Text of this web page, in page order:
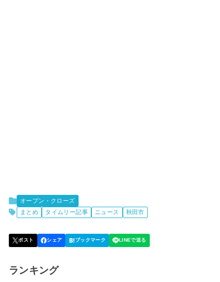
オープン・クローズ
まとめ
タイムリー記事 ニュース 秋田市
ランキング